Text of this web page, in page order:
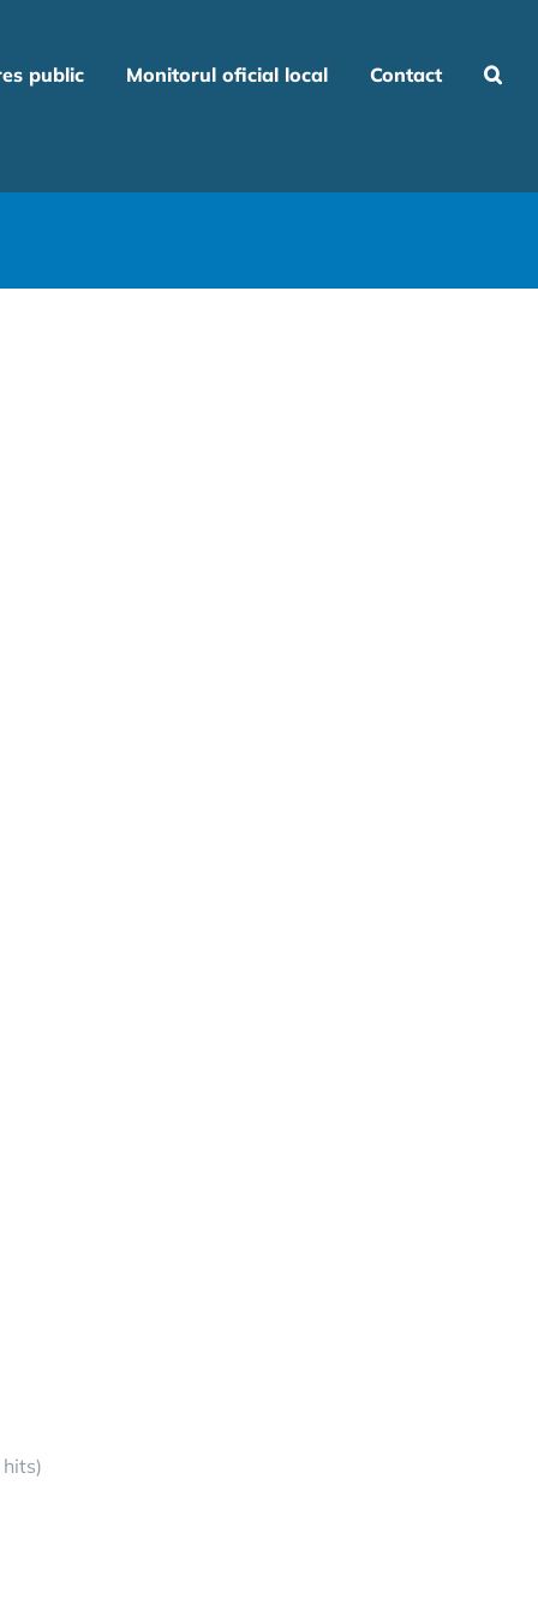
public Monitorul oficial local Contact